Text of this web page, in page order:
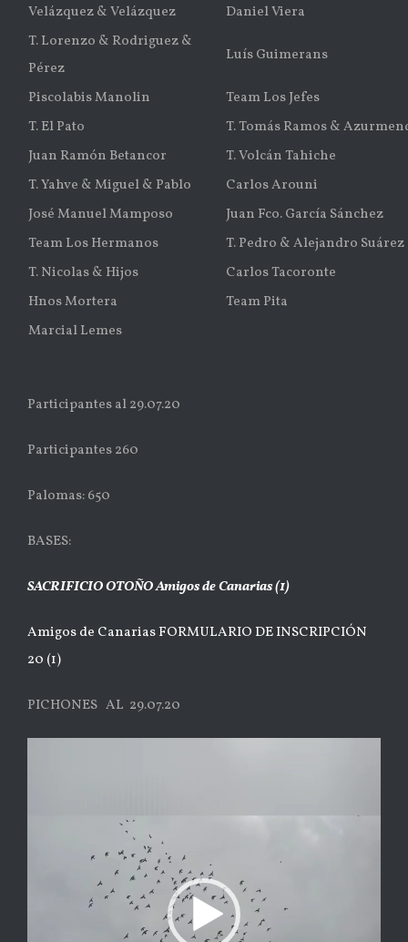
Velázquez & Velázquez
Daniel Viera
T. Lorenzo & Rodriguez &
Pérez
Luís Guimerans
Piscolabis Manolin
Team Los Jefes
T. El Pato
T. Tomás Ramos &
Juan Ramón Betancor
T. Volcán Tahiche
T. Yahve & Miguel & Pablo
Carlos Arouni
José Manuel Mamposo
Juan Fco. García Sánchez
Team Los Hermanos
T. Pedro & Alejandro Suárez
T. Nicolas & Hijos
Carlos Tacoronte
Hnos Mortera
Team Pita
Marcial Lemes
Participantes al 29.07.20
Participantes 260
Palomas: 650
BASES:
SACRIFICIO OTOÑO Amigos de Canarias (1)
Amigos de Canarias FORMULARIO DE INSCRIPCIÓN
20 (1)
PICHONES AL 29.07.20